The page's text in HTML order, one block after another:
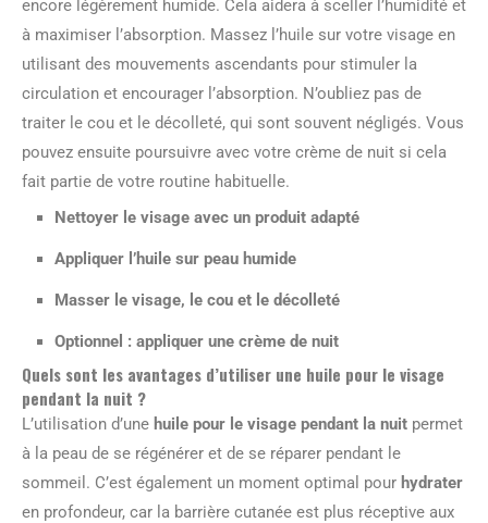
encore légèrement humide. Cela aidera à sceller l’humidité et
à maximiser l’absorption. Massez l’huile sur votre visage en
utilisant des mouvements ascendants pour stimuler la
circulation et encourager l’absorption. N’oubliez pas de
traiter le cou et le décolleté, qui sont souvent négligés. Vous
pouvez ensuite poursuivre avec votre crème de nuit si cela
fait partie de votre routine habituelle.
Nettoyer le visage avec un produit adapté
Appliquer l’huile sur peau humide
Masser le visage, le cou et le décolleté
Optionnel : appliquer une crème de nuit
Quels sont les avantages d’utiliser une huile pour le visage
pendant la nuit ?
L’utilisation d’une huile pour le visage pendant la nuit permet
à la peau de se régénérer et de se réparer pendant le
sommeil. C’est également un moment optimal pour hydrater
en profondeur, car la barrière cutanée est plus réceptive aux